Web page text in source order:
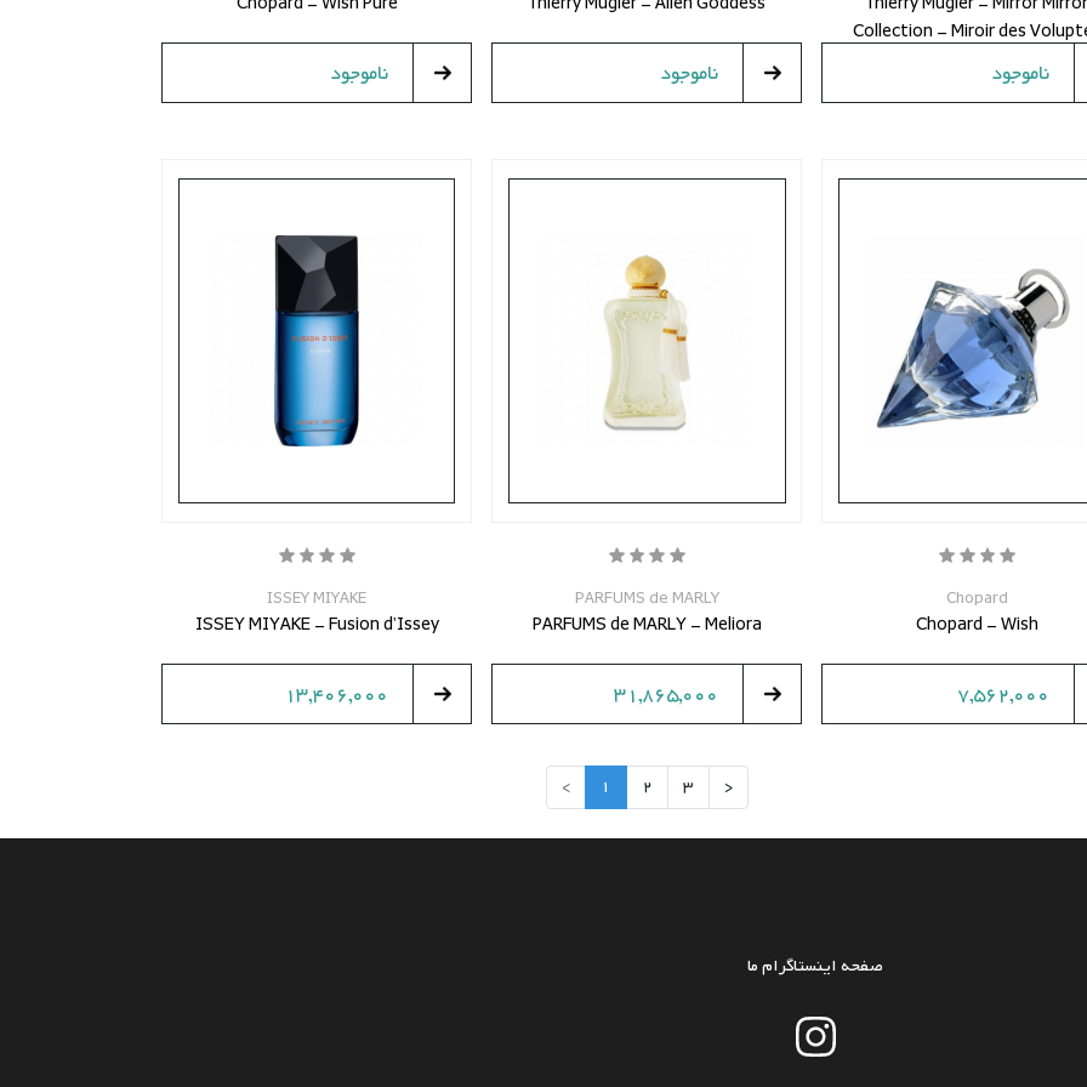
Collection - Miroir des
ناموجود ناموجود ناموجود
Chopard
Chopard - Wish
7,562,000
PARFUMS de MARLY
PARFUMS de MARLY - Meliora
31,865,000
ISSEY MIYAKE
ISSEY MIYAKE - Fusion d'Issey
13,406,000
> 1 2 3 <
صفحه اینستاگرام ما